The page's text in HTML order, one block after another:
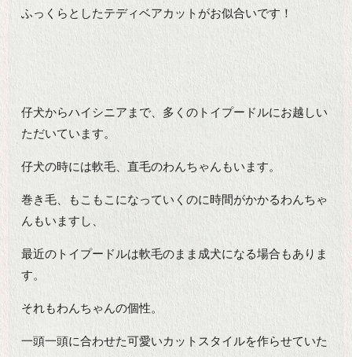
ふっくらとしたテディベアカットがお似合いです！
仔犬からハイシニアまで、多くのトイプードルにお越しい
ただいています。
仔犬の時には軟毛、直毛のわんちゃんもいます。
巻き毛、もこもこになっていくのに時間がかかるわんちゃ
んもいますし、
最近のトイプードルは軟毛のまま成犬になる場合もありま
す。
それもわんちゃんの個性。
一頭一頭に合わせた可愛いカットスタイルを作らせていた